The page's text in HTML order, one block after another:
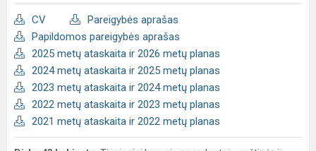
CV
Pareigybės aprašas
Papildomos pareigybės aprašas
2025 metų ataskaita ir 2026 metų planas
2024 metų ataskaita ir 2025 metų planas
2023 metų ataskaita ir 2024 metų planas
2022 metų ataskaita ir 2023 metų planas
2021 metų ataskaita ir 2022 metų planas